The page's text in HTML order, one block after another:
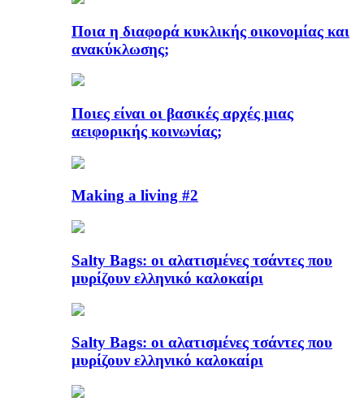
Ποια η διαφορά κυκλικής οικονομίας και
ανακύκλωσης;
Ποιες είναι οι βασικές αρχές μιας
αειφορικής κοινωνίας;
Making a living #2
Salty Bags: οι αλατισμένες τσάντες που
μυρίζουν ελληνικό καλοκαίρι
Salty Bags: οι αλατισμένες τσάντες που
μυρίζουν ελληνικό καλοκαίρι